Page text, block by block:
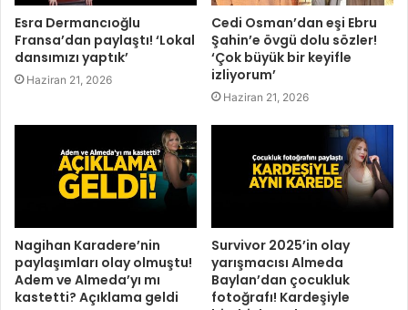
Esra Dermancıoğlu
Fransa’dan paylaştı! ‘Lokal
dansımızı yaptık’
Haziran 21, 2026
Cedi Osman’dan eşi Ebru
Şahin’e övgü dolu sözler!
‘Çok büyük bir keyifle
izliyorum’
Haziran 21, 2026
Nagihan Karadere’nin
paylaşımları olay olmuştu!
Adem ve Almeda’yı mı
kastetti? Açıklama geldi
Survivor 2025’in olay
yarışmacısı Almeda
Baylan’dan çocukluk
fotoğrafı! Kardeşiyle